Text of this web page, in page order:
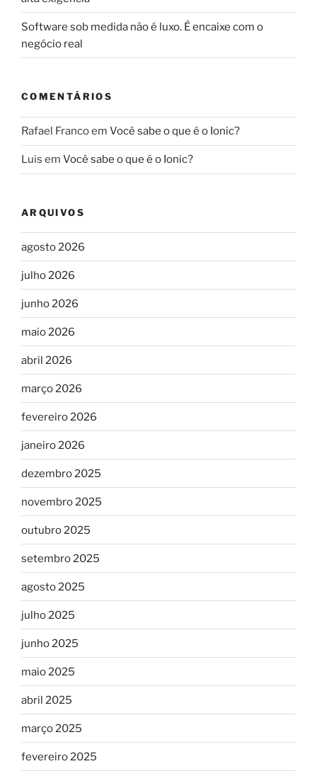
Software sob medida não é luxo. É encaixe com o
negócio real
COMENTÁRIOS
Rafael Francoem Você sabe o que é o Ionic?
Luis em Você sabe o que é o Ionic?
ARQUIVOS
agosto 2026
julho 2026
junho 2026
maio 2026
abril 2026
março 2026
fevereiro 2026
janeiro 2026
dezembro 2025
novembro 2025
outubro 2025
setembro 2025
agosto 2025
julho 2025
junho 2025
maio 2025
abril 2025
março 2025
fevereiro 2025